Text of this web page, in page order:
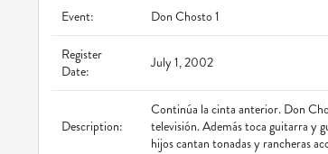
Event: Don Chosto 1
Register
Date:
July 1, 2002
Description:
Continúa la cinta anterior. Don
televisión. Además toca guitarra y
hijos cantan tonadas y rancheras